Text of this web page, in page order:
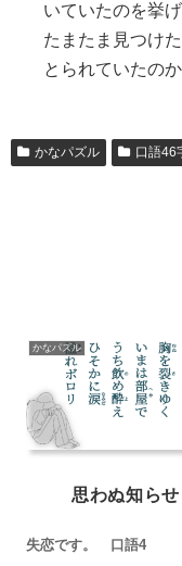
いていたのを挙
たまたま見つけ
とられていたの
かなパズル 口語46
かなパズル
思わぬ知らせ
失恋です。 口語4